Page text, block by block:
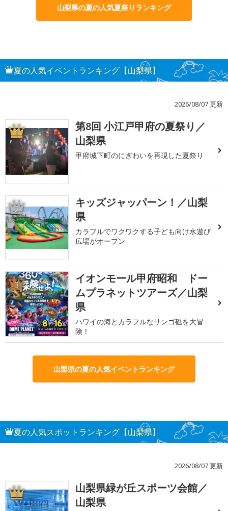
山梨県の夏の人気夏祭りランキング
夏の人気イベントランキング【山梨県】
2026/08/07 更新
1
第8回 小江戸甲府の夏祭り／
山梨県
甲府城下町のにぎわいを再現した夏祭り
2
キッズジャッパーン！／山梨
県
カラフルでワクワクする子ども向け水遊び
広場がオープン
3
イオンモール甲府昭和 ドー
ムプラネットツアーズ／山梨
県
ハワイの海とカラフルなサンゴ礁を大冒
険！
山梨県の夏の人気イベントランキング
夏の人気スポットランキング【山梨県】
2026/08/07 更新
1
山梨県緑が丘スポーツ会館／
山梨県